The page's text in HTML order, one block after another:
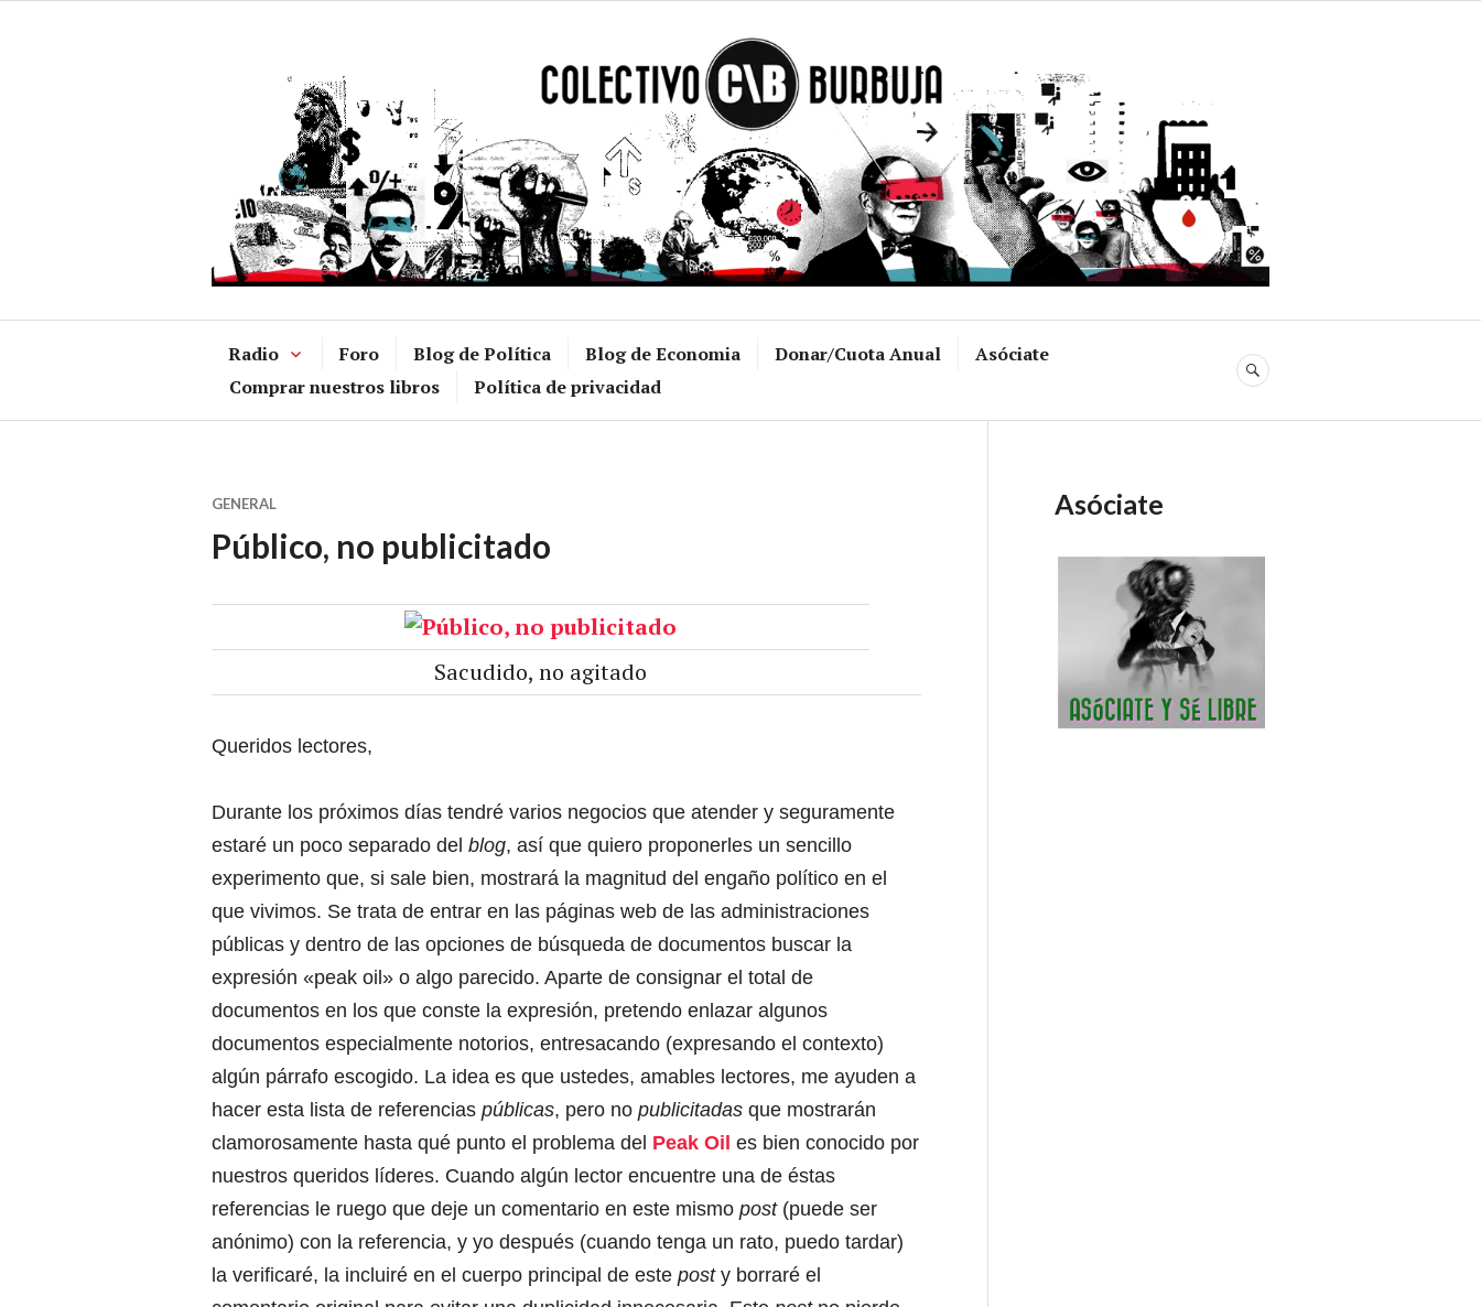
Radio Foro Blog de Política Blog de Economia Donar/Cuota Anual
Asóciate
Comprar nuestros libros
Política de privacidad
BUSCAR
GENERAL
Público, no publicitado
Sacudido, no agitado
Queridos lectores,
Durante los próximos días tendré varios negocios que atender y seguramente
estaré un poco separado del blog, así que quiero proponerles un sencillo
experimento que, si sale bien, mostrará la magnitud del engaño político en el
que vivimos. Se trata de entrar en las páginas web de las administraciones
públicas y dentro de las opciones de búsqueda de documentos buscar la
expresión «peak oil» o algo parecido. Aparte de consignar el total de
documentos en los que conste la expresión, pretendo enlazar algunos
documentos especialmente notorios, entresacando (expresando el contexto)
algún párrafo escogido. La idea es que ustedes, amables lectores, me ayuden a
hacer esta lista de referencias públicas, pero no publicitadas que mostrarán
clamorosamente hasta qué punto el problema del Peak Oil es bien conocido por
nuestros queridos líderes. Cuando algún lector encuentre una de éstas
referencias le ruego que deje un comentario en este mismo post(puede ser
anónimo) con la referencia, y yo después (cuando tenga un rato, puedo tardar)
la verificaré, la incluiré en el cuerpo principal de este posty borraré el
Asóciate